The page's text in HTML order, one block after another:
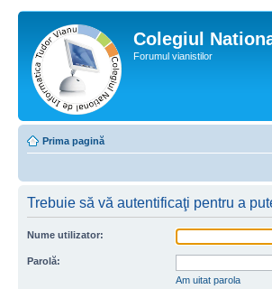
Colegiul
Forumul vianistilor
Prima pagină
Trebuie să vă autentificaţi pentru a
Nume utilizator:
Parolă:
Am uitat parola